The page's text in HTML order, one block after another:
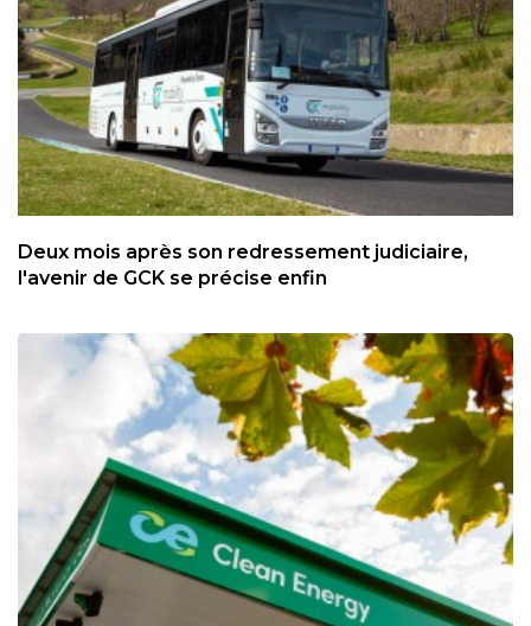
Deux mois après son redressement judiciaire,
l'avenir de GCK se précise enfin